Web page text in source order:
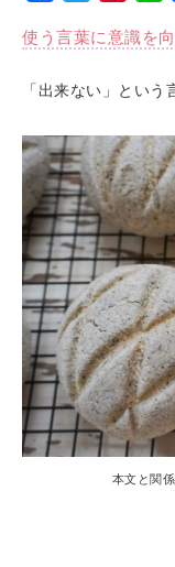
使う言葉に意識を
「出来ない」という
本文と関